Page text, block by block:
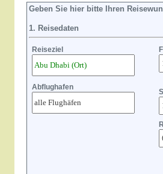
Geben Sie hier bitte Ihren
1. Reisedaten
Reiseziel
Abflughafen